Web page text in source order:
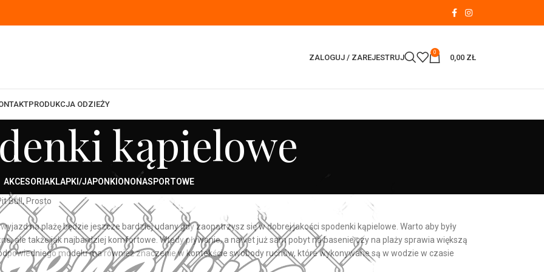
ZALOGUJ / ZAREJESTRUJ
0
0,00 ZŁ
PRODUKCJA ODZIEŻY
kąpielowe
AKCESORIAKLAPKI/JAPONKIONONASPORTOWE
Bull, Prosto
na plażę będzie jeszcze bardziej udany gdy zaopatrzysz się w dobrej jakości spodenki kąpielowe. Warto aby były
ale także jak najbardziej komfortowe. Wtedy pływanie, a nawet już sam pobyt na basenie czy na plaży sprawia większą
modelu ma również znaczenie w kontekście swobody ruchów, które wykonywane są w wodzie w czasie